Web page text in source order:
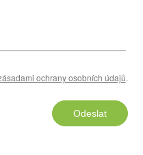
ochrany osobních údajů.
Odeslat